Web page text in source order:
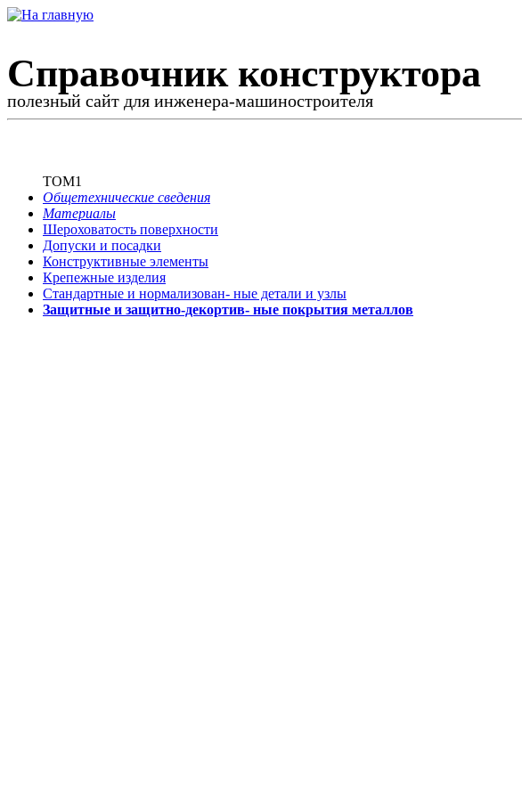
Справочник конструктора
полезный сайт для инженера-машиностроителя
ТОМ1
Общетехнические сведения
Материалы
Шероховатость поверхности
Допуски и посадки
Конструктивные элементы
Крепежные изделия
Стандартные и нормализован- ные детали и узлы
Защитные и защитно-декортив- ные покрытия металлов